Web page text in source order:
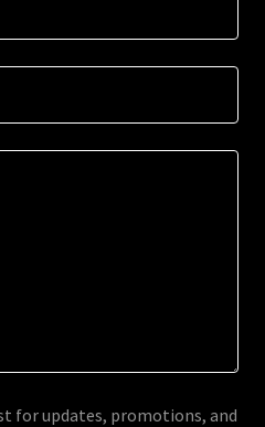
for updates, promotions, and